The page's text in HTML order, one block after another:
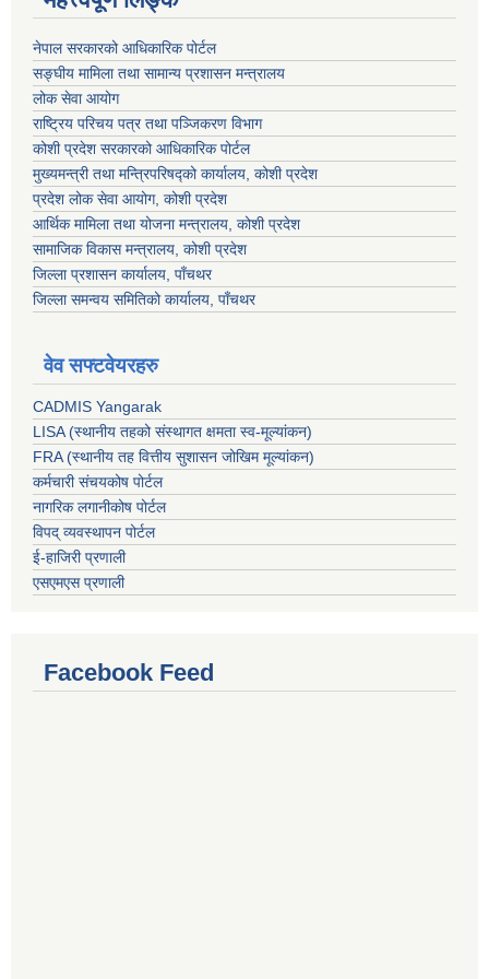
नेपाल सरकारको आधिकारिक पोर्टल
सङ्‍घीय मामिला तथा सामान्य प्रशासन मन्त्रालय
लोक सेवा आयोग
राष्ट्रिय परिचय पत्र तथा पञ्जिकरण विभाग
कोशी प्रदेश सरकारको आधिकारिक पोर्टल
मुख्यमन्त्री तथा मन्त्रिपरिषद्को कार्यालय, कोशी प्रदेश
प्रदेश लोक सेवा आयोग, कोशी प्रदेश
आर्थिक मामिला तथा योजना मन्त्रालय, कोशी प्रदेश
सामाजिक विकास मन्त्रालय, कोशी प्रदेश
जिल्ला प्रशासन कार्यालय, पाँचथर
जिल्ला समन्वय समितिको कार्यालय, पाँचथर
वेव सफ्टवेयरहरु
CADMIS Yangarak
LISA (स्थानीय तहको संस्थागत क्षमता स्व-मूल्यांकन)
FRA (स्थानीय तह वित्तीय सुशासन जोखिम मूल्यांकन)
कर्मचारी संचयकोष पोर्टल
नागरिक लगानीकोष पोर्टल
विपद् व्यवस्थापन पोर्टल
ई-हाजिरी प्रणाली
एसएमएस प्रणाली
Facebook Feed